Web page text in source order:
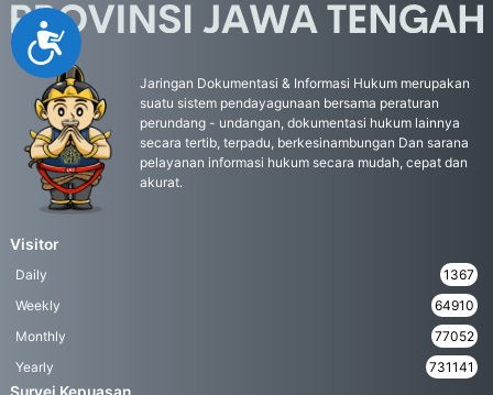
Accessibility
Jaringan Dokumentasi & Informasi Hukum merupakan
suatu sistem pendayagunaan bersama peraturan
perundang - undangan, dokumentasi hukum lainnya
secara tertib, terpadu, berkesinambungan Dan sarana
pelayanan informasi hukum secara mudah, cepat dan
akurat.
Visitor
Daily
1367
Weekly
64910
Monthly
77052
Yearly
731141